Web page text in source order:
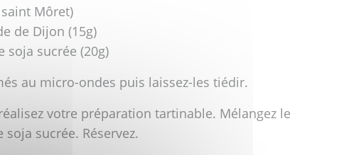
Môret)
de Dijon (15g)
soja sucrée (20g)
au micro-ondes puis laissez-les tiédir.
votre préparation tartinable. Mélangez le
sucrée. Réservez.